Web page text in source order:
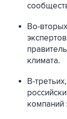
Во-
климата.
В-